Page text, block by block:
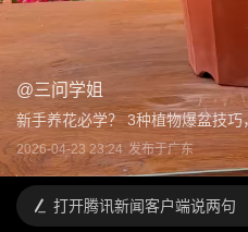
@三问学姐
新手养花必学？ 3种植物爆盆技巧
2026-04-23 23:24 发布于广东
打开腾讯新闻客户端说两句